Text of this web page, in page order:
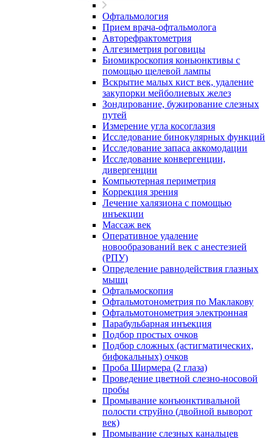
Офтальмология
Прием врача-офтальмолога
Авторефрактометрия
Алгезиметрия роговицы
Биомикроскопия коньюнктивы с
помощью щелевой лампы
Вскрытие малых кист век, удаление
закупорки мейболиевых желез
Зондирование, бужирование слезных
путей
Измерение угла косоглазия
Исследование бинокулярных функций
Исследование запаса аккомодации
Исследование конвергенции,
дивергенции
Компьютерная периметрия
Коррекция зрения
Лечение халязиона с помощью
инъекции
Массаж век
Оперативное удаление
новообразований век с анестезией
(РПУ)
Определение равнодействия глазных
мышц
Офтальмоскопия
Офтальмотонометрия по Маклакову
Офтальмотонометрия электронная
Парабульбарная инъекция
Подбор простых очков
Подбор сложных (астигматических,
бифокальных) очков
Проба Ширмера (2 глаза)
Проведение цветной слезно-носовой
пробы
Промывание конъюнктивальной
полости струйно (двойной выворот
век)
Промывание слезных канальцев